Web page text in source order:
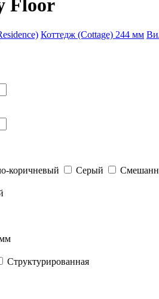
Floor
Коттедж (Cottage) 244 мм
коричневый Серый
Структурированная